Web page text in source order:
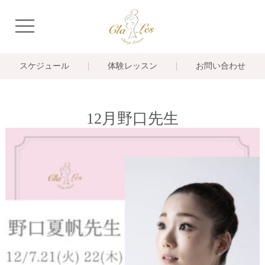
navigation
スケジュール 体験レッスン お問い合わせ
12月野口先生